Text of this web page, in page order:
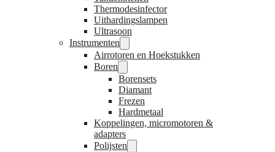
Thermodesinfector
Uithardingslampen
Ultrasoon
Instrumenten
Airrotoren en Hoekstukken
Boren
Borensets
Diamant
Frezen
Hardmetaal
Koppelingen, micromotoren &
adapters
Polijsten